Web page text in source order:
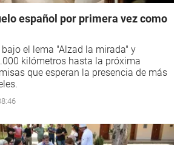
español por primera vez como
el lema "Alzad la mirada" y
kilómetros hasta la próxima
que esperan la presencia de más